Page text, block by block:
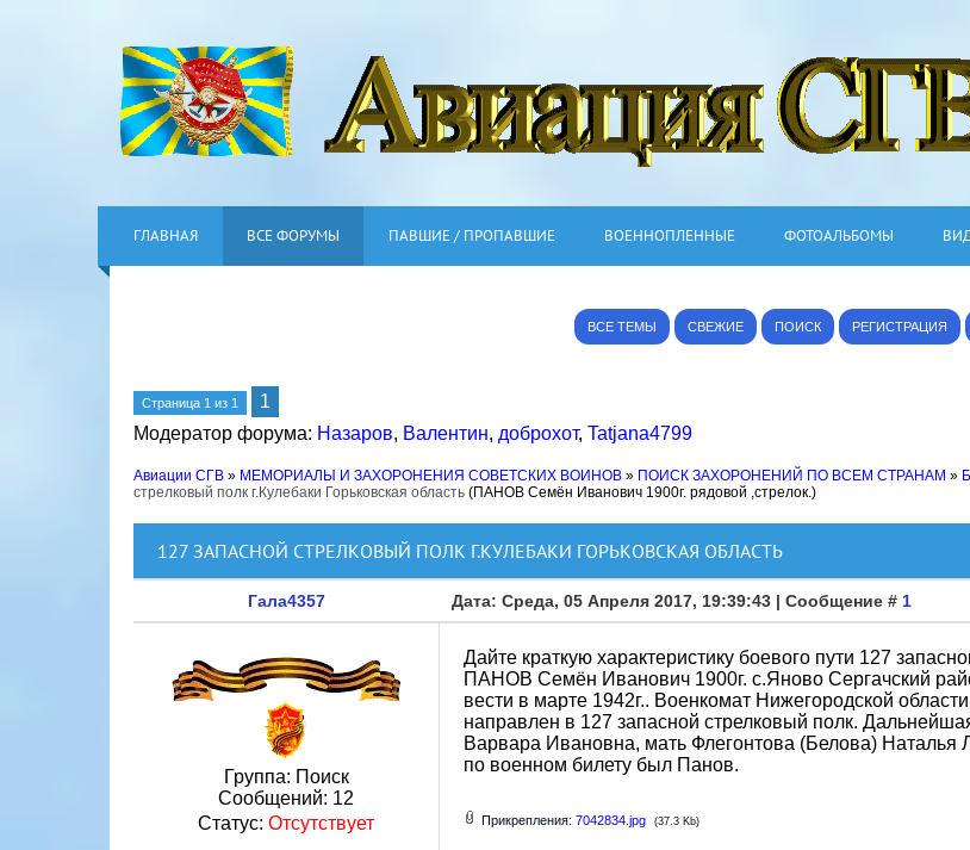
ГЛАВНАЯ ВСЕ ФОРУМЫ ПАВШИЕ / ПРОПАВШИЕ ВОЕННОПЛЕННЫЕ ФОТОАЛЬБОМЫ
ВСЕ ТЕМЫ СВЕЖИЕ ПОИСК РЕГИСТРАЦИЯ
Страница 1 из 1
1
Модератор форума: Назаров, Валентин, доброхот, Tatjana4799
Авиации СГВ » МЕМОРИАЛЫ И ЗАХОРОНЕНИЯ СОВЕТСКИХ ВОИНОВ » ПОИСК ЗАХОРОНЕНИЙ ПО ВСЕМ СТРАНАМ »
стрелковый полк г.Кулебаки Горьковская область (ПАНОВ Семён Иванович 1900г. рядовой ,стрелок.)
127 ЗАПАСНОЙ СТРЕЛКОВЫЙ ПОЛК Г.КУЛЕБАКИ ГОРЬКОВСКАЯ ОБЛАСТЬ
Гала4357 Дата: Среда, 05 Апреля 2017, 19:39:43 | Сообщение # 1
Группа: Поиск
Сообщений: 12
Статус: Отсутствует
Дайте краткую характеристику боевого пути 127
ПАНОВ Семён Иванович 1900г. с.Яново Сергачский
вести в марте 1942г.. Военкомат Нижегородской
направлен в 127 запасной стрелковый полк.
Варвара Ивановна, мать Флегонтова (Белова) Наталья
по военном билету был Панов.
Прикрепления: 7042834.jpg (37.3 Kb)